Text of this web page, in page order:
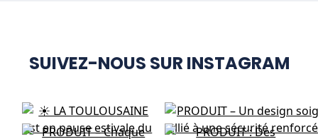
SUIVEZ-NOUS SUR INSTAGRAM